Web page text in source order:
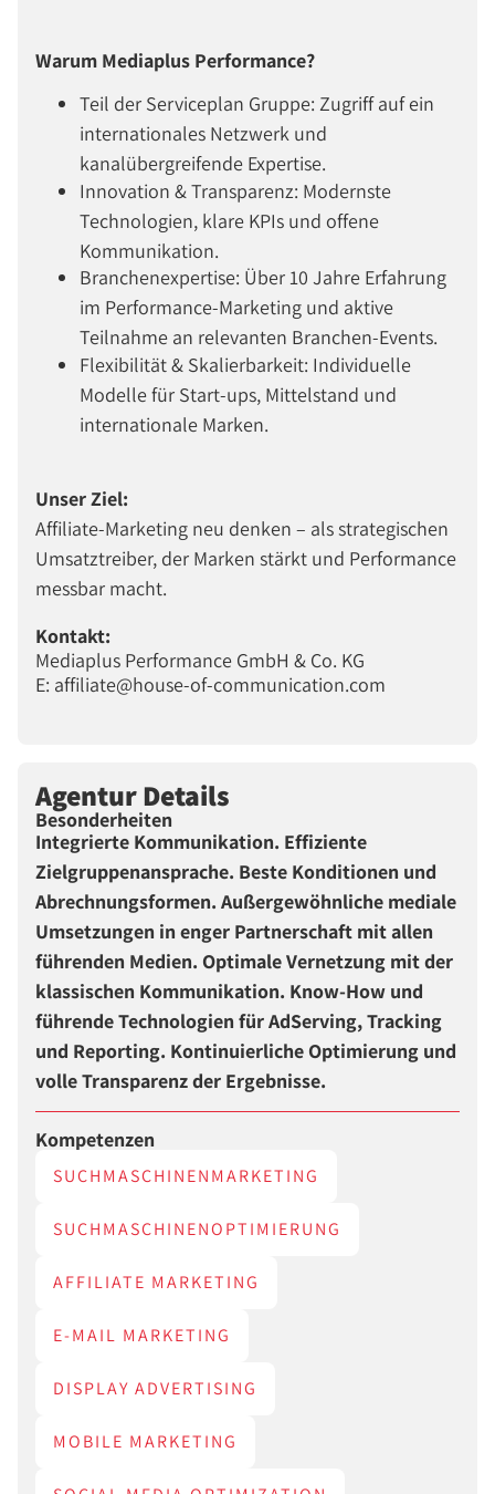
Agentur Details
Besonderheiten
Integrierte Kommunikation. Effiziente
Zielgruppenansprache. Beste Konditionen und
Abrechnungsformen. Außergewöhnliche mediale
Umsetzungen in enger Partnerschaft mit allen
führenden Medien. Optimale Vernetzung mit der
klassischen Kommunikation. Know-How und
führende Technologien für AdServing, Tracking
und Reporting. Kontinuierliche Optimierung und
volle Transparenz der Ergebnisse.
Kompetenzen
SUCHMASCHINENMARKETING
SUCHMASCHINENOPTIMIERUNG
AFFILIATE MARKETING
E-MAIL MARKETING
DISPLAY ADVERTISING
MOBILE MARKETING
Warum Mediaplus Performance?
Teil der Serviceplan Gruppe: Zugriff auf ein
internationales Netzwerk und
kanalübergreifende Expertise.
Innovation & Transparenz: Modernste
Technologien, klare KPIs und offene
Kommunikation.
Branchenexpertise: Über 10 Jahre Erfahrung
im Performance-Marketing und aktive
Teilnahme an relevanten Branchen-Events.
Flexibilität & Skalierbarkeit: Individuelle
Modelle für Start-ups, Mittelstand und
internationale Marken.
Unser Ziel:
Affiliate-Marketing neu denken – als strategischen
Umsatztreiber, der Marken stärkt und Performance
messbar macht.
Kontakt:
Mediaplus Performance GmbH & Co. KG
E: affiliate@house-of-communication.com